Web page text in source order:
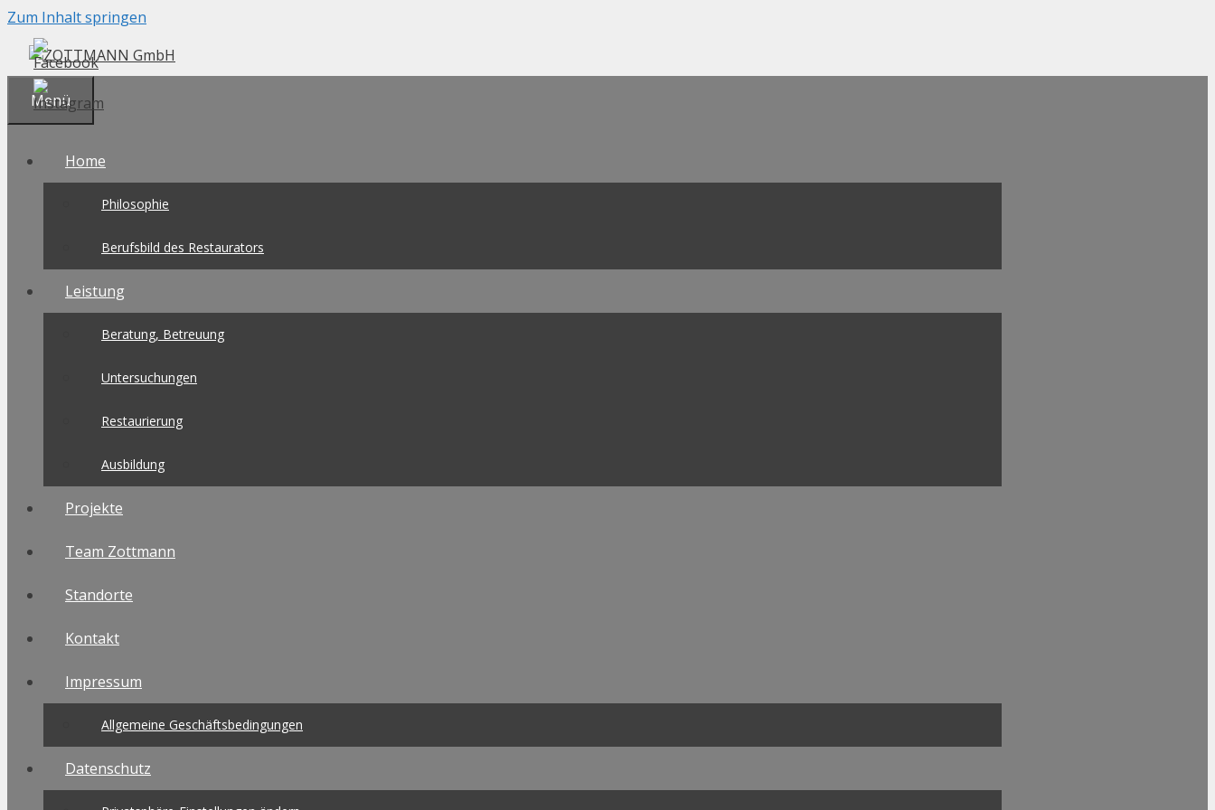
Zum Inhalt springen
Menü
Home
Philosophie
Berufsbild des Restaurators
Leistung
Beratung, Betreuung
Untersuchungen
Restaurierung
Ausbildung
Projekte
Team Zottmann
Standorte
Kontakt
Impressum
Allgemeine Geschäftsbedingungen
Datenschutz